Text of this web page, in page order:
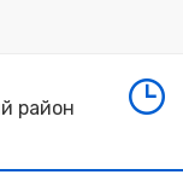
район